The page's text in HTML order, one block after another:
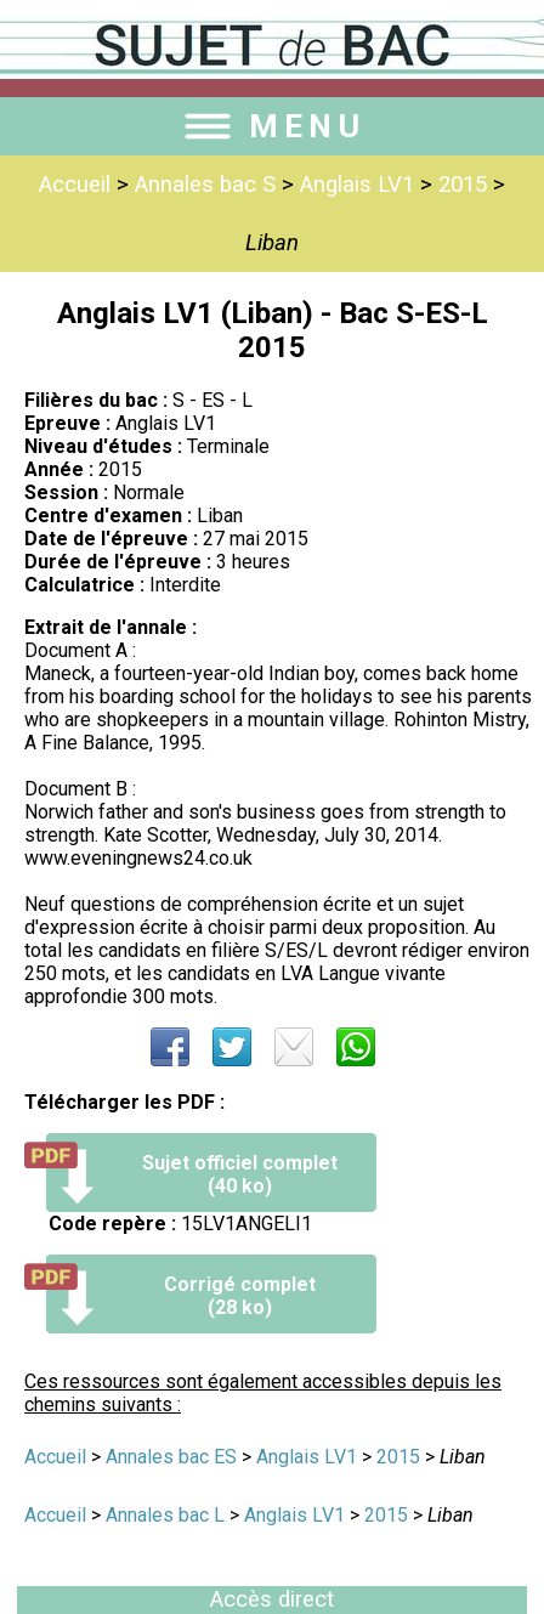
MENU
Accueil > Annales bac S > Anglais LV1 > 2015 >
Liban
Anglais LV1 (Liban) - Bac S-ES-L
2015
Filières du bac : S - ES - L
Epreuve : Anglais LV1
Niveau d'études : Terminale
Année : 2015
Session : Normale
Centre d'examen : Liban
Date de l'épreuve : 27 mai 2015
Durée de l'épreuve : 3 heures
Calculatrice : Interdite
Extrait de l'annale :
Document A :
Maneck, a fourteen-year-old Indian boy, comes back home
from his boarding school for the holidays to see his parents
who are shopkeepers in a mountain village. Rohinton Mistry,
A Fine Balance, 1995.
Document B :
Norwich father and son's business goes from strength to
strength. Kate Scotter, Wednesday, July 30, 2014.
www.eveningnews24.co.uk
Neuf questions de compréhension écrite et un sujet
d'expression écrite à choisir parmi deux proposition. Au
total les candidats en filière S/ES/L devront rédiger environ
250 mots, et les candidats en LVA Langue vivante
approfondie 300 mots.
Télécharger les PDF :
Sujet officiel complet
(40 ko)
Code repère : 15LV1ANGELI1
Corrigé complet
(28 ko)
Ces ressources sont également accessibles depuis les
chemins suivants :
Accueil > Annales bac ES > Anglais LV1 > 2015 > Liban
Accueil > Annales bac L > Anglais LV1 > 2015 > Liban
Accès direct